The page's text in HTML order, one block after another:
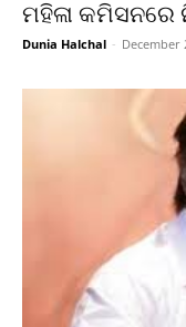
ମହିଳା କମିସନରେ
Dunia Halchal - December